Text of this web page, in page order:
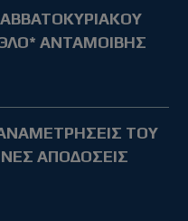
ΑΝΤΑΜΟΙΒΗΣ
ΑΝΑΜΕΤΡΗΣΕΙΣ ΤΟΥ
ΑΠΟΔΟΣΕΙΣ